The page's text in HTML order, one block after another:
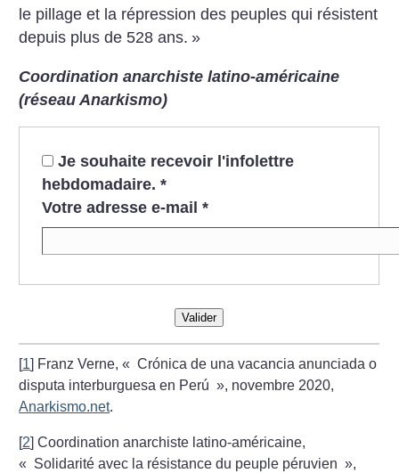
le pillage et la répression des peuples qui résistent
depuis plus de 528 ans. »
Coordination anarchiste latino-américaine
(réseau Anarkismo)
Je souhaite recevoir l'infolettre
hebdomadaire. *
Votre adresse e-mail *
Valider
[1] Franz Verne, « Crónica de una vacancia anunciada o
disputa interburguesa en Perú », novembre 2020,
Anarkismo.net.
[2]Coordination anarchiste latino-américaine,
« Solidarité avec la résistance du peuple péruvien »,